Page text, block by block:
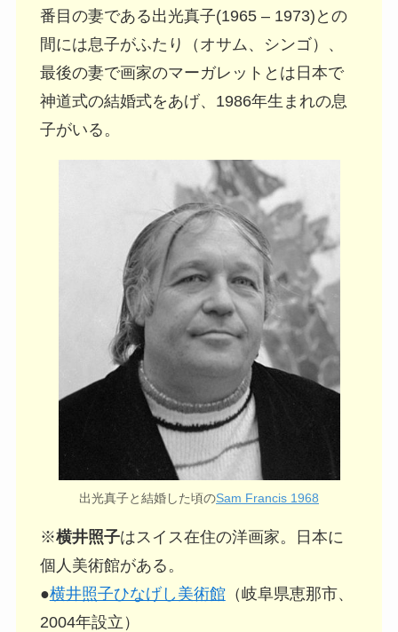
番目の妻である出光真子(1965 – 1973)との
間には息子がふたり（オサム、シンゴ）、
最後の妻で画家のマーガレットとは日本で
神道式の結婚式をあげ、1986年生まれの息
子がいる。
出光真子と結婚した頃のSam Francis 1968
※横井照子はスイス在住の洋画家。日本に
個人美術館がある。
●横井照子ひなげし美術館（岐阜県恵那市、
2004年設立）